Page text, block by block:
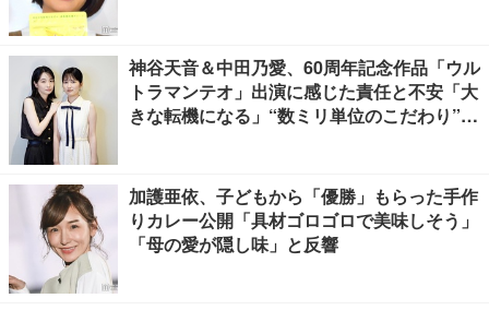
神谷天音＆中田乃愛、60周年記念作品「ウル
トラマンテオ」出演に感じた責任と不安「大
きな転機になる」“数ミリ単位のこだわり”特
加護亜依、子どもから「優勝」もらった手作
りカレー公開「具材ゴロゴロで美味しそう」
「母の愛が隠し味」と反響